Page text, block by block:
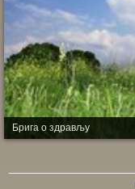
Брига о здрављу